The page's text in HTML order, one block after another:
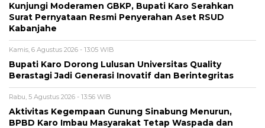
Kunjungi Moderamen GBKP, Bupati Karo Serahkan
Surat Pernyataan Resmi Penyerahan Aset RSUD
Kabanjahe
Kamis, 6 Agustus 2026 - 13:05 WIB
Bupati Karo Dorong Lulusan Universitas Quality
Berastagi Jadi Generasi Inovatif dan Berintegritas
Rabu, 5 Agustus 2026 - 13:56 WIB
Aktivitas Kegempaan Gunung Sinabung Menurun,
BPBD Karo Imbau Masyarakat Tetap Waspada dan